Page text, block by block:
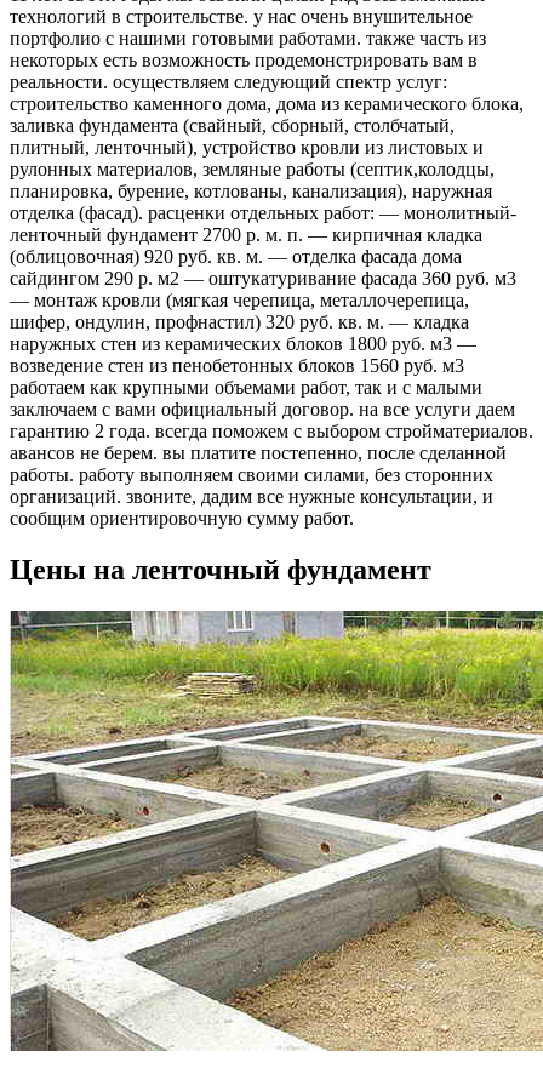
технологий в строительстве. у нас очень внушительное
портфолио с нашими готовыми работами. также часть из
некоторых есть возможность продемонстрировать вам в
реальности. осуществляем следующий спектр услуг:
строительство каменного дома, дома из керамического блока,
заливка фундамента (свайный, сборный, столбчатый,
плитный, ленточный), устройство кровли из листовых и
рулонных материалов, земляные работы (септик,колодцы,
планировка, бурение, котлованы, канализация), наружная
отделка (фасад). расценки отдельных работ: — монолитный-
ленточный фундамент 2700 р. м. п. — кирпичная кладка
(облицовочная) 920 руб. кв. м. — отделка фасада дома
сайдингом 290 р. м2 — оштукатуривание фасада 360 руб. м3
— монтаж кровли (мягкая черепица, металлочерепица,
шифер, ондулин, профнастил) 320 руб. кв. м. — кладка
наружных стен из керамических блоков 1800 руб. м3 —
возведение стен из пенобетонных блоков 1560 руб. м3
работаем как крупными объемами работ, так и с малыми
заключаем с вами официальный договор. на все услуги даем
гарантию 2 года. всегда поможем с выбором стройматериалов.
авансов не берем. вы платите постепенно, после сделанной
работы. работу выполняем своими силами, без сторонних
организаций. звоните, дадим все нужные консультации, и
сообщим ориентировочную сумму работ.
Цены на ленточный фундамент